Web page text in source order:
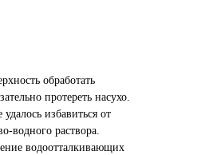
обработать
протереть насухо.
избавиться от
водного раствора.
водоотталкивающих